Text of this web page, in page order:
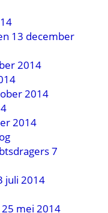
13 december
2014
2014
2014
7
juli 2014
25 mei 2014